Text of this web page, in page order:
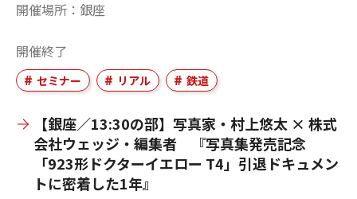
開催場所 銀座
開催終了
セミナー リアル 鉄道
【銀座／13:30の部】写真家・村上悠太 × 株式
会社ウェッジ・編集者 『写真集発売記念
「923形ドクターイエロー T4」引退ドキュメン
トに密着した1年』